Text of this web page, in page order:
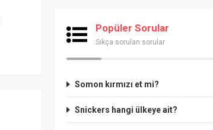
Popüler Sorular
Sıkça sorulan sorular
Somon kırmızı et mi?
Snickers hangi ülkeye ait?